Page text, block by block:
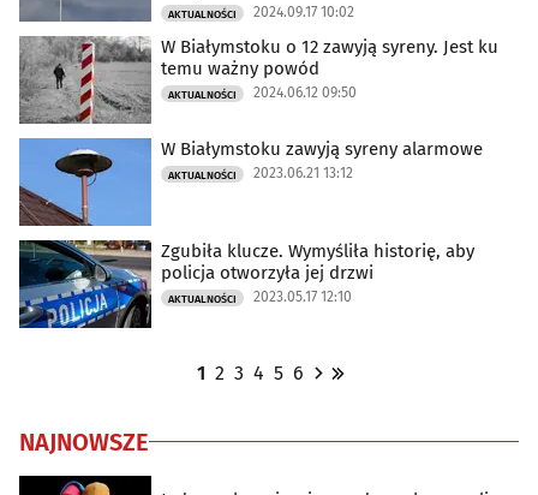
AKTUALNOŚCI 2024.09.17 10:02
W Białymstoku o 12 zawyją syreny. Jest ku
temu ważny powód
AKTUALNOŚCI 2024.06.12 09:50
W Białymstoku zawyją syreny alarmowe
AKTUALNOŚCI 2023.06.21 13:12
Zgubiła klucze. Wymyśliła historię, aby
policja otworzyła jej drzwi
AKTUALNOŚCI 2023.05.17 12:10
1 2 3 4 5 6
NAJNOWSZE